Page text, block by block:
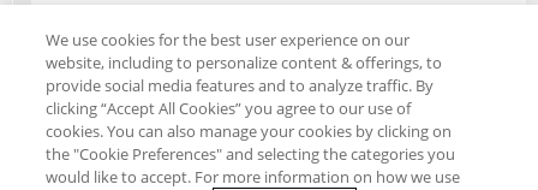
We use cookies for the best user experience on our
website, including to personalize content & offerings, to
provide social media features and to analyze traffic. By
clicking “Accept All Cookies” you agree to our use of
cookies. You can also manage your cookies by clicking on
the "Cookie Preferences" and selecting the categories you
would like to accept. For more information on how we use